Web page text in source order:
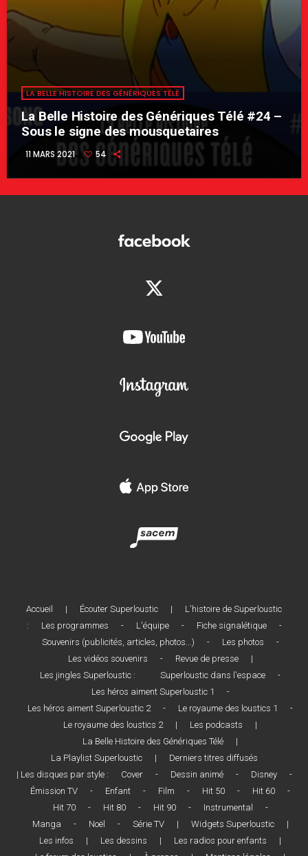
LA BELLE HISTOIRE DES GÉNÉRIQUES TÉLÉ
La Belle Histoire des Génériques Télé #24 –
Sous le signe des mousquetaires
11 MARS 2021 54
Accueil | Écouter Superloustic |
L'histoire de Superloustic
:
Les programmes - L'équipe - Fiche signalétique
-
Souvenirs (publicités, articles, photos...)
- Les photos
-
Les vidéos souvenirs
- Revue de presse
|
Les jingles Superloustic :
Superloustic dans l'espace
-
Les héros aiment Superloustic 1
-
Les héros aiment Superloustic 2
- Le royaume des loustics 1
-
Le royaume des loustics 2
| Les podcasts
|
La Belle Histoire des Génériques Télé
|
La Playlist Superloustic
|
Derniers titres diffusés
| Les disques par style :
Cover - Dessin animé - Disney
-
Émission TV
- Enfant - Film - Hit 50 - Hit 60
-
Hit 70
- Hit 80 - Hit 90 - Instrumental
-
Manga
- Noël - Série TV | Widgets Superloustic
|
Les infos
| Les dessins | Les radios pour enfants
|